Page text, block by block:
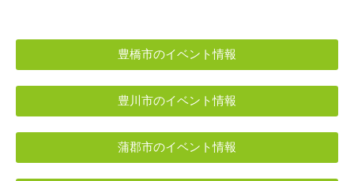
豊橋市のイベント情報
豊川市のイベント情報
蒲郡市のイベント情報